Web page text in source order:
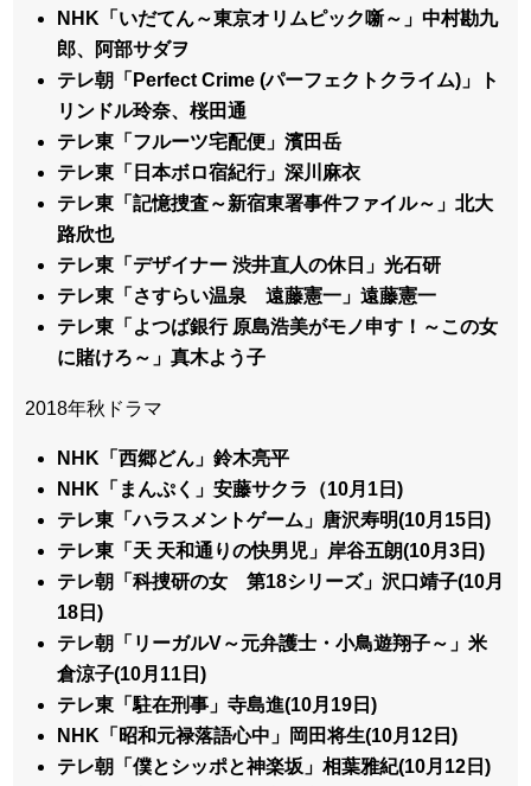
NHK「いだてん～東京オリムピック噺～」中村勘九
郎、阿部サダヲ
テレ朝「Perfect Crime (パーフェクトクライム)」ト
リンドル玲奈、桜田通
テレ東「フルーツ宅配便」濱田岳
テレ東「日本ボロ宿紀行」深川麻衣
テレ東「記憶捜査～新宿東署事件ファイル～」北大
路欣也
テレ東「デザイナー 渋井直人の休日」光石研
テレ東「さすらい温泉 遠藤憲一」遠藤憲一
テレ東「よつば銀行 原島浩美がモノ申す！～この女
に賭けろ～」真木よう子
2018年秋ドラマ
NHK「西郷どん」鈴木亮平
NHK「まんぷく」安藤サクラ（10月1日)
テレ東「ハラスメントゲーム」唐沢寿明(10月15日)
テレ東「天 天和通りの快男児」岸谷五朗(10月3日)
テレ朝「科捜研の女 第18シリーズ」沢口靖子(10月
18日)
テレ朝「リーガルV～元弁護士・小鳥遊翔子～」米
倉涼子(10月11日)
テレ東「駐在刑事」寺島進(10月19日)
NHK「昭和元禄落語心中」岡田将生(10月12日)
テレ朝「僕とシッポと神楽坂」相葉雅紀(10月12日)